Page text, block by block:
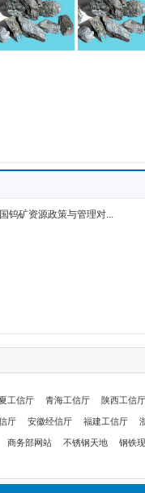
钨矿资源政策与管理对...
工信厅 青海工信厅 陕西工信厅
厅 安徽经信厅 福建工信厅
商务部网站 不锈钢天地 钢铁